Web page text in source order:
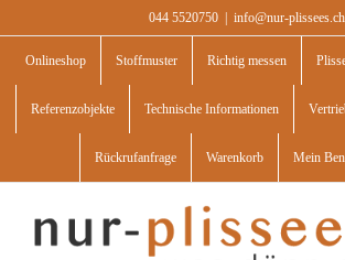
to
content
044 5520750 info@nur-plissees.ch
Onlineshop Stoffmuster Richtig messen
Referenzobjekte Technische Informationen
Rückrufanfrage Warenkorb Mein